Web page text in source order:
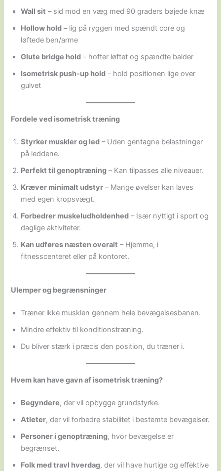
Wall sit – sid mod en væg med 90 graders bøjede knæ
Hollow hold – lig på ryggen med spændt core og
løftede ben/arme
Glute bridge hold – hofter løftet og spændte balder
Isometrisk push-up hold – hold positionen lige over
gulvet
Fordele ved isometrisk træning
Styrker muskler og led – Uden gentagne belastninger
på leddene.
Perfekt til genoptræning – Kan tilpasses alle niveauer.
Kræver minimalt udstyr – Mange øvelser kan laves
med egen kropsvægt.
Forbedrer muskeludholdenhed – Især nyttigt i sport og
daglige aktiviteter.
Kan udføres næsten overalt – Hjemme, i
fitnesscenteret eller på kontoret.
Ulemper og begrænsninger
Træner ikke musklen gennem hele bevægelsesbanen.
Mindre effektiv til konditionstræning.
Du bliver stærk i præcis den position, du træner i.
Hvem kan have gavn af isometrisk træning?
Begyndere, der vil opbygge grundstyrke.
Atleter, der vil forbedre stabilitet i bestemte bevægelser.
Personer i genoptræning, hvor bevægelse er
begrænset.
Folk med travl hverdag, der vil have hurtige og effektive